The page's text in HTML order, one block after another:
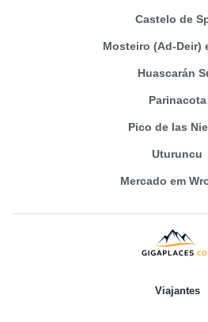
Castelo de
Mosteiro (Ad-Deir)
Huascarán
Parinacota
Pico de las
Uturuncu
Mercado em
Viajantes